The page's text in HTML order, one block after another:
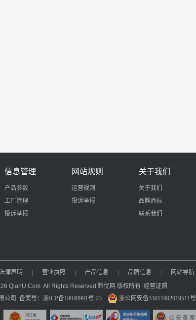
信息管理
产品参数
工厂管理
投诉举报
网站规则
运营规则
投诉举报
关于我们
关于我们
品牌商标
联系我们
法律声明 | 营业执照 | 产品信息 | 品牌信息 | 网站导航
QianU.Com All Rights Reserved 黔优网 版权所有 经营证照
公司 备案号：浙ICP备18048991号-23 浙公网安备33011002019511号